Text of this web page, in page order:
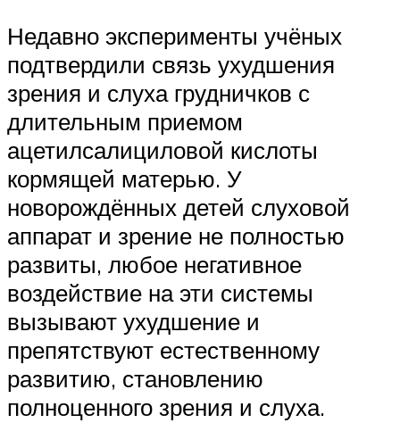
Недавно эксперименты учёных
подтвердили связь ухудшения
зрения и слуха грудничков с
длительным приемом
ацетилсалициловой кислоты
кормящей матерью. У
новорождённых детей слуховой
аппарат и зрение не полностью
развиты, любое негативное
воздействие на эти системы
вызывают ухудшение и
препятствуют естественному
развитию, становлению
полноценного зрения и слуха.